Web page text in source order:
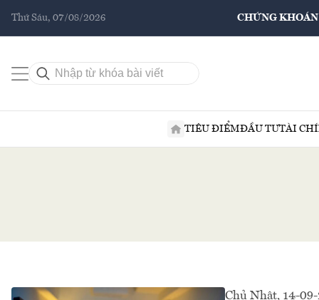
Thứ Sáu, 07/08/2026 CHỨNG KHOÁN
TIÊU ĐIỂMĐẦU TƯTÀI
Chủ Nhật, 14-